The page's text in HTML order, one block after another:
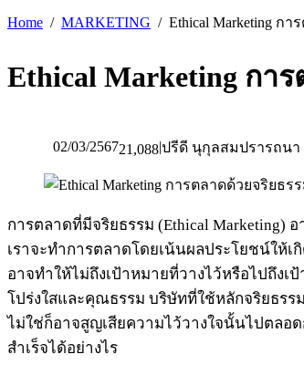
Home MARKETING Ethical Marketing ก
Ethical Marketing กา
02/03/256721,088|ปรีดี นุกุลสมปรารถนา
การตลาดที่มีจริยธรรม (Ethical Marketing)
เราจะทำการตลาดโดยเน้นผลประโยชน์ให้
อาจทำให้ไม่ถึงเป้าหมายที่วางไว้หรือไปถึง
โปร่งใสและคุณธรรม บริษัทที่ใช้หลักจริยธรร
ไม่ใช่ก็อาจสูญเสียความไว้วางใจนั้นไปตลอ
สำเร็จได้อย่างไร